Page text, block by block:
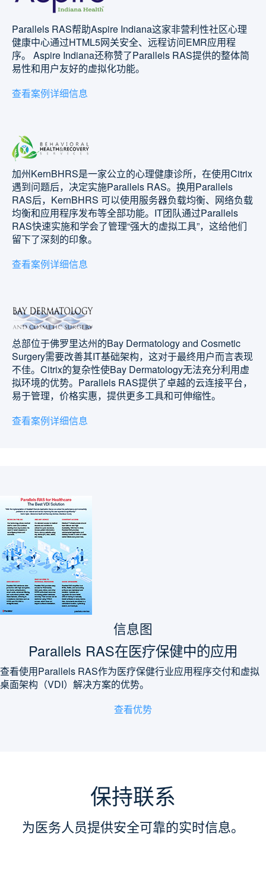
Parallels RAS帮助Aspire Indiana这家非营利性社区心理
健康中心通过HTML5网关安全、远程访问EMR应用程
序。 Aspire Indiana还称赞了Parallels RAS提供的整体简
易性和用户友好的虚拟化功能。
查看案例详细信息
加州KernBHRS是一家公立的心理健康诊所，在使用Citrix
遇到问题后，决定实施Parallels RAS。换用Parallels
RAS后，KernBHRS 可以使用服务器负载均衡、网络负载
均衡和应用程序发布等全部功能。IT团队通过Parallels
RAS快速实施和学会了管理“强大的虚拟工具”，这给他们
留下了深刻的印象。
查看案例详细信息
总部位于佛罗里达州的Bay Dermatology and Cosmetic
Surgery需要改善其IT基础架构，这对于最终用户而言表现
不佳。Citrix的复杂性使Bay Dermatology无法充分利用虚
拟环境的优势。Parallels RAS提供了卓越的云连接平台，
易于管理，价格实惠，提供更多工具和可伸缩性。
查看案例详细信息
信息图
Parallels RAS在医疗保健中的应用
查看使用Parallels RAS作为医疗保健行业应用程序交付和虚拟
桌面架构（VDI）解决方案的优势。
查看优势
保持联系
为医务人员提供安全可靠的实时信息。